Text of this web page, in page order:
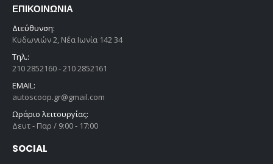
ΕΠΙΚΟΙΝΩΝΊΑ
Διεύθυνση:
Κυδωνιών 2, Νέα Ιωνία 142 34
Τηλ.:
210 2852160 - 210 2852161
EMAIL:
autoscoop.gr@gmail.com
Ωράριο λειτουργίας:
Δευτ - Παρ / 9:00 - 17:00
SOCIAL